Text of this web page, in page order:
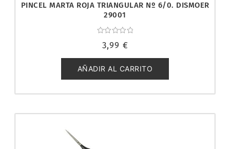
PINCEL MARTA ROJA TRIANGULAR Nº 6/0. DISMOER
29001
con
de
5
3,99 €
AÑADIR AL CARRITO